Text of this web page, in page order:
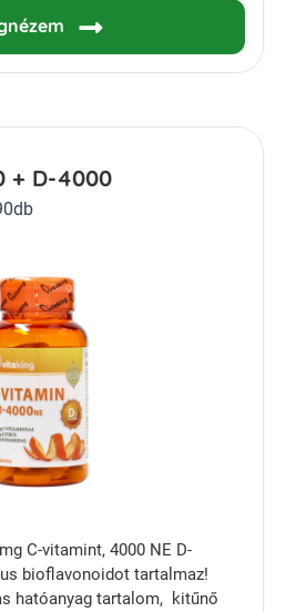
+ D-4000
C-vitamint, 4000 NE D-
bioflavonoidot tartalmaz!
hatóanyag tartalom, kitűnő